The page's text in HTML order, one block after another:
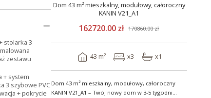
stolarka 3
zestawu
+ system
3 szybowe PVC
+ pokrycie
Dom 43 m² mieszkalny, modułowy, całoroczny
KANIN V21_A1
162720.00 zł 170860.00 zł
43 m² x3 x1
Dom 43 m² mieszkalny, modułowy, całoroczny
KANIN V21_A1 – Twój nowy dom w 3-5 tygodni